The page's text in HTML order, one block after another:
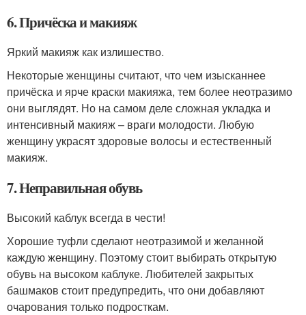
6. Причёска и макияж
Яркий макияж как излишество.
Некоторые женщины считают, что чем изысканнее
причёска и ярче краски макияжа, тем более неотразимо
они выглядят. Но на самом деле сложная укладка и
интенсивный макияж – враги молодости. Любую
женщину украсят здоровые волосы и естественный
макияж.
7. Неправильная обувь
Высокий каблук всегда в чести!
Хорошие туфли сделают неотразимой и желанной
каждую женщину. Поэтому стоит выбирать открытую
обувь на высоком каблуке. Любителей закрытых
башмаков стоит предупредить, что они добавляют
очарования только подросткам.